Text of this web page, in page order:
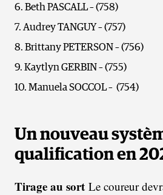
Beth PASCALL – (758)
Audrey TANGUY – (757)
Brittany PETERSON – (756)
Kaytlyn GERBIN – (755)
Manuela SOCCOL – (754)
Un nouveau
qualification en
Tirage au sort Le coureur